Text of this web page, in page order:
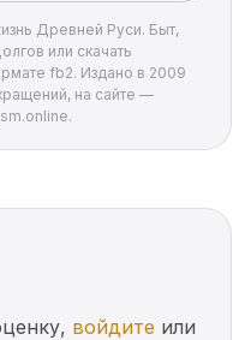
Древней Руси. Быт,
или скачать
fb2. Издано в 2009
на сайте —
войдите или